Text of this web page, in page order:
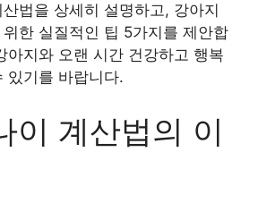
법을 상세히 설명하고, 강아지
한 실질적인 팁 5가지를 제안합
아지와 오랜 시간 건강하고 행복
있기를 바랍니다.
이 계산법의 이